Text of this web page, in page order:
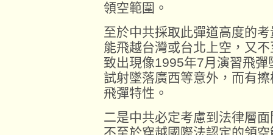
領空範圍。
至於中共採取此彈道高度的
能飛越台灣或台北上空，又
致出現像1995年7月演習飛
試射墜落廣西等意外，而有
飛彈特性。
二是中共必定考慮到法律層